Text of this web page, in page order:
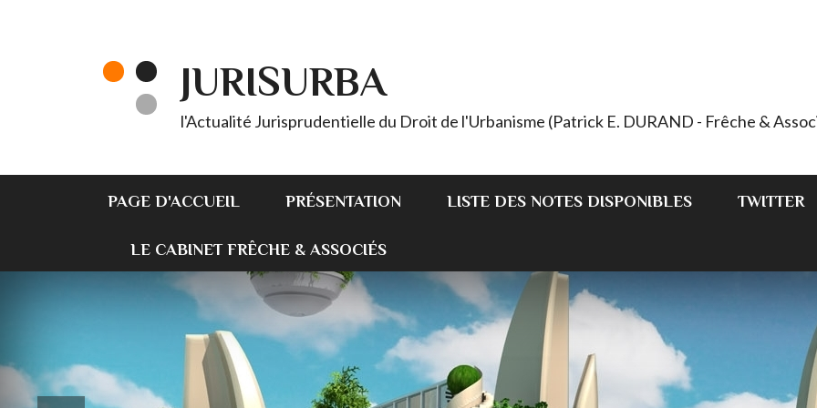
JURISURBA
l'Actualité Jurisprudentielle du Droit de l'Urbanisme (Patrick E. DURAND - Frêche &
PAGE D'ACCUEIL PRÉSENTATION LISTE DES NOTES DISPONIBLES TWITTER
LE CABINET FRÊCHE & ASSOCIÉS